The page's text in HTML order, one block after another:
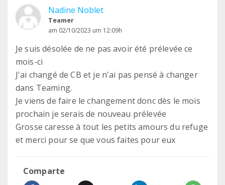
Nadine Noblet
Teamer
am 02/10/2023 um 12:09h
Je suis désolée de ne pas avoir été prélevée ce
mois-ci
J'ai changé de CB et je n'ai pas pensé à changer
dans Teaming.
Je viens de faire le changement donc dès le mois
prochain je serais de nouveau prélevée
Grosse caresse à tout les petits amours du refuge
et merci pour se que vous faites pour eux
Comparte